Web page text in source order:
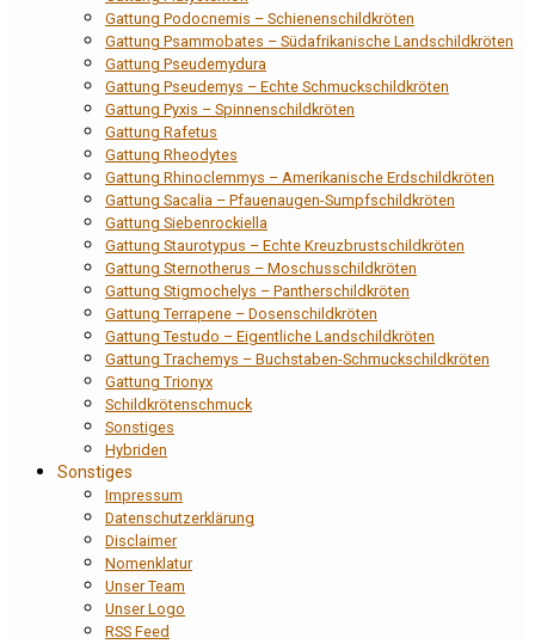
Gattung Podocnemis – Schienenschildkröten
Gattung Psammobates – Südafrikanische Landschildkröten
Gattung Pseudemydura
Gattung Pseudemys – Echte Schmuckschildkröten
Gattung Pyxis – Spinnenschildkröten
Gattung Rafetus
Gattung Rheodytes
Gattung Rhinoclemmys – Amerikanische Erdschildkröten
Gattung Sacalia – Pfauenaugen-Sumpfschildkröten
Gattung Siebenrockiella
Gattung Staurotypus – Echte Kreuzbrustschildkröten
Gattung Sternotherus – Moschusschildkröten
Gattung Stigmochelys – Pantherschildkröten
Gattung Terrapene – Dosenschildkröten
Gattung Testudo – Eigentliche Landschildkröten
Gattung Trachemys – Buchstaben-Schmuckschildkröten
Gattung Trionyx
Schildkrötenschmuck
Sonstiges
Hybriden
Sonstiges
Impressum
Datenschutzerklärung
Disclaimer
Nomenklatur
Unser Team
Unser Logo
RSS Feed